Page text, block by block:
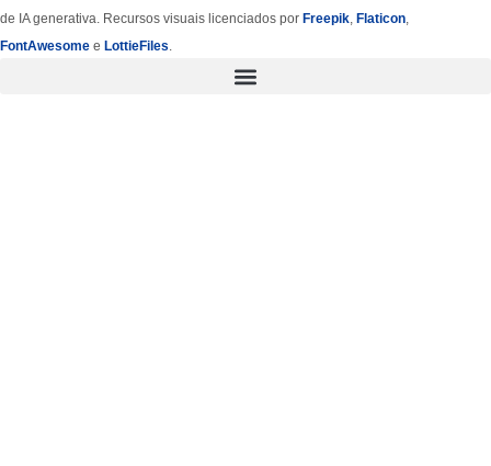
de IA generativa. Recursos visuais licenciados por Freepik, Flaticon,
FontAwesome e LottieFiles.